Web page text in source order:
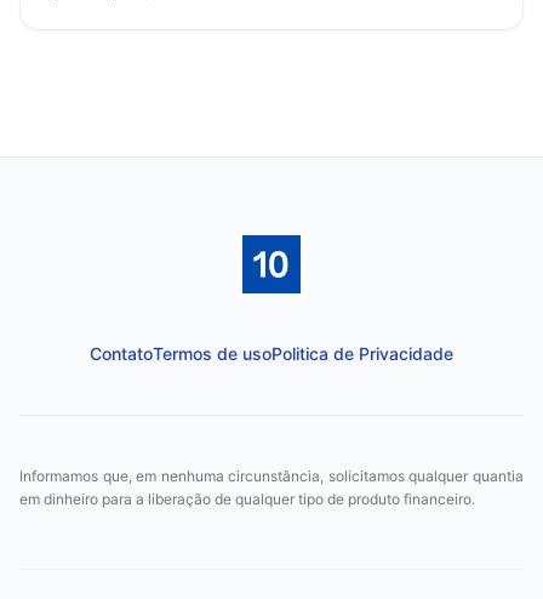
ContatoTermos de usoPolitica de Privacidade
Informamos que, em nenhuma circunstância, solicitamos qualquer quantia
em dinheiro para a liberação de qualquer tipo de produto financeiro.